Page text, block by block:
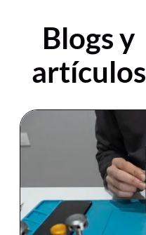
Blogs y
artículos